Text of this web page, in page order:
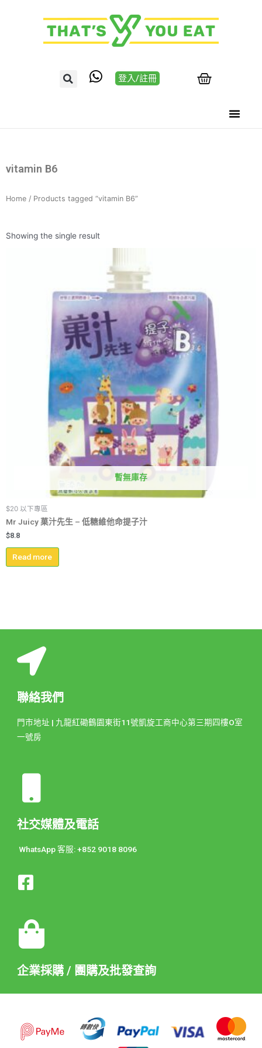
登入/註冊
vitamin B6
Home / Products tagged “vitamin B6”
Showing the single result
暫無庫存
$20 以下專區
Mr Juicy 菓汁先生 – 低糖維他命提子汁
$8.8
Read more
聯絡我們
門市地址 | 九龍紅磡鶴園東街11號凱旋工商中心第三期四樓O室
一號房
社交媒體及電話
WhatsApp 客服: +852 9018 8096
企業採購 / 團購及批發查詢